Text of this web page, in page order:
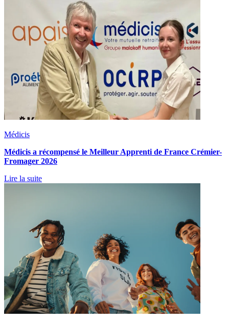
Médicis
Médicis a récompensé le Meilleur Apprenti de France Crémier-
Fromager 2026
Lire la suite